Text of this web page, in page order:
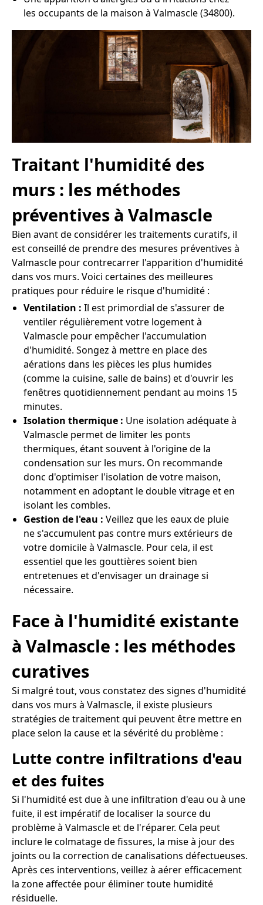
les occupants de la maison à Valmascle (34800).
Traitant l'humidité des
murs : les méthodes
préventives à Valmascle
Bien avant de considérer les traitements curatifs, il
est conseillé de prendre des mesures préventives à
Valmascle pour contrecarrer l'apparition d'humidité
dans vos murs. Voici certaines des meilleures
pratiques pour réduire le risque d'humidité :
Ventilation : Il est primordial de s'assurer de
ventiler régulièrement votre logement à
Valmascle pour empêcher l'accumulation
d'humidité. Songez à mettre en place des
aérations dans les pièces les plus humides
(comme la cuisine, salle de bains) et d'ouvrir les
fenêtres quotidiennement pendant au moins 15
minutes.
Isolation thermique : Une isolation adéquate à
Valmascle permet de limiter les ponts
thermiques, étant souvent à l'origine de la
condensation sur les murs. On recommande
donc d'optimiser l'isolation de votre maison,
notamment en adoptant le double vitrage et en
isolant les combles.
Gestion de l'eau : Veillez que les eaux de pluie
ne s'accumulent pas contre murs extérieurs de
votre domicile à Valmascle. Pour cela, il est
essentiel que les gouttières soient bien
entretenues et d'envisager un drainage si
nécessaire.
Face à l'humidité existante
à Valmascle : les méthodes
curatives
Si malgré tout, vous constatez des signes d'humidité
dans vos murs à Valmascle, il existe plusieurs
stratégies de traitement qui peuvent être mettre en
place selon la cause et la sévérité du problème :
Lutte contre infiltrations d'eau
et des fuites
Si l'humidité est due à une infiltration d'eau ou à une
fuite, il est impératif de localiser la source du
problème à Valmascle et de l'réparer. Cela peut
inclure le colmatage de fissures, la mise à jour des
joints ou la correction de canalisations défectueuses.
Après ces interventions, veillez à aérer efficacement
la zone affectée pour éliminer toute humidité
résiduelle.